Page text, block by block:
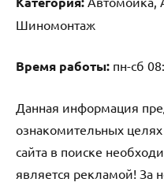
Шиномонтаж
Время работы: пн-сб
Данная информация
ознакомительных
сайта в поиске
является рекламой! За